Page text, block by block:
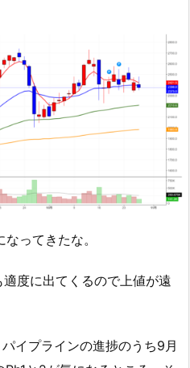
ってきたな。
度に出てくるので上値が遠
イプラインの進捗のうち9月